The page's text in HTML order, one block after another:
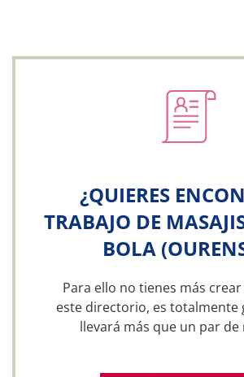
¿QUIERES
TRABAJO DE
BOLA
Para ello no tienes más
este directorio, es totalmente
llevará más que un par